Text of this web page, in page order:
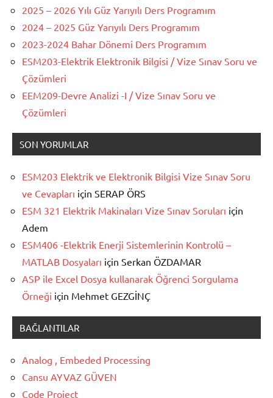
2025 – 2026 Yılı Güz Yarıyılı Ders Programım
2024 – 2025 Güz Yarıyılı Ders Programım
2023-2024 Bahar Dönemi Ders Programım
ESM203-Elektrik Elektronik Bilgisi / Vize Sınav Soru ve
Çözümleri
EEM209-Devre Analizi -I / Vize Sınav Soru ve
Çözümleri
SON YORUMLAR
ESM203 Elektrik ve Elektronik Bilgisi Vize Sınav Soru
ve Cevapları için SERAP ÖRS
ESM 321 Elektrik Makinaları Vize Sınav Soruları için
Adem
ESM406 -Elektrik Enerji Sistemlerinin Kontrolü –
MATLAB Dosyaları için Serkan ÖZDAMAR
ASP ile Excel Dosya kullanarak Öğrenci Sorgulama
Örneği için Mehmet GEZGİNÇ
BAĞLANTILAR
Analog , Embeded Processing
Cansu AYVAZ GÜVEN
Code Project